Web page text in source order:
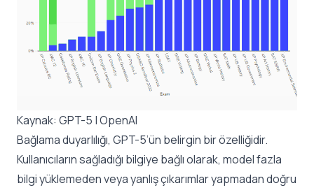
Kaynak: GPT-5 | OpenAI
Bağlama duyarlılığı, GPT-5’ün belirgin bir özelliğidir.
Kullanıcıların sağladığı bilgiye bağlı olarak, model fazla
bilgi yüklemeden veya yanlış çıkarımlar yapmadan doğru